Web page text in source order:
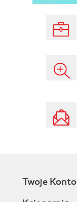
Twoje Konto